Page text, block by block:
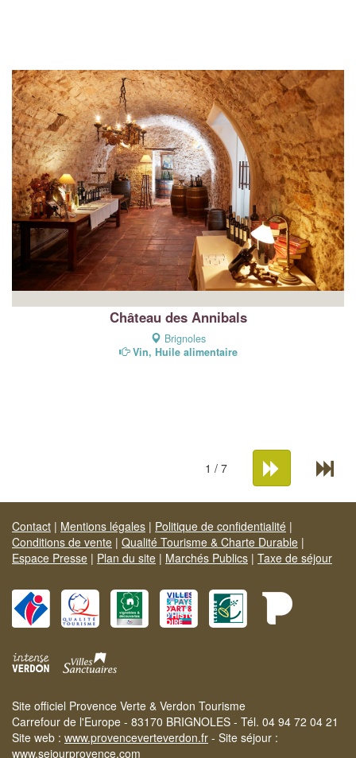
Château des Annibals
Brignoles
Vin, Huile alimentaire
1 / 7
Contact | Mentions légales | Politique de confidentialité |
Conditions de vente | Qualité Tourisme & Charte Durable |
Espace Presse | Plan du site | Marchés Publics | Taxe de séjour
Site officiel Provence Verte & Verdon Tourisme
Carrefour de l'Europe - 83170 BRIGNOLES - Tél. 04 94 72 04 21
Site web : www.provenceverteverdon.fr - Site séjour :
www.sejourprovence.com